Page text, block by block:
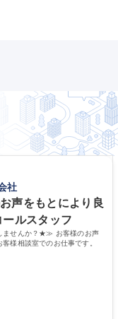
社
声をもとにより良
ルスタッフ
ませんか？★≫ お客様のお声
様相談室でのお仕事です。